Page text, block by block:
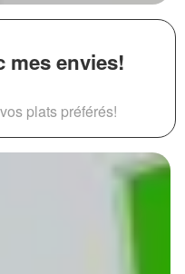
mes envies!
plats préférés!